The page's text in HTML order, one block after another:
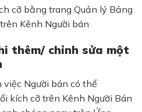
cỡ bằng trang Quản lý Bảng
Kênh Người bán
thêm/ chỉnh sửa một
Người bán có thể
kích cỡ trên Kênh Người Bán